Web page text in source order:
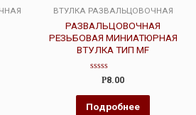
ВТУЛКА РАЗВАЛЬЦОВОЧНАЯ
РАЗВАЛЬЦОВОЧНАЯ
РЕЗЬБОВАЯ МИНИАТЮРНАЯ
ВТУЛКА ТИП MF
Оценка
из
5
Р8.00
Подробнее